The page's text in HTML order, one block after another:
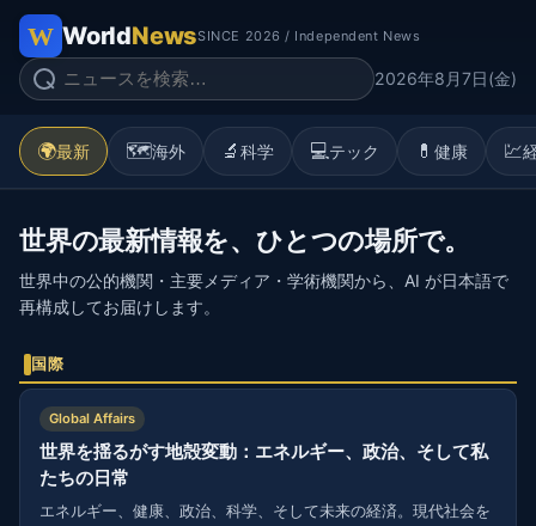
WorldNewsSINCE 2026 / Independent News
2026年8月7日(金)
🌍最新 🗺️海外 🔬 科学 💻テック 💊 健康 💹
世界の最新情報を、ひとつの場所で。
世界中の公的機関・主要メディア・学術機関から、AI が日本語で
再構成してお届けします。
国際
Global Affairs
世界を揺るがす地殻変動：エネルギー、政治、そして私
たちの日常
エネルギー、健康、政治、科学、そして未来の経済。現代社会を